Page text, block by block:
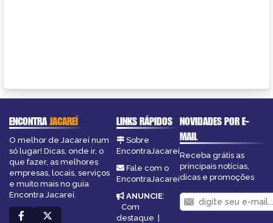
ENCONTRAJACAREÍ
O melhor de Jacareí num
só lugar! Dicas, onde ir, o
que fazer, as melhores
empresas, locais, serviços
e muito mais no guia
Encontra Jacareí.
LINKS RÁPIDOS
Sobre
EncontraJacareí
Fale com o
EncontraJacareí
ANUNCIE:
Com
destaque |
NOVIDADES POR E-
MAIL
Receba grátis as
principais notícias,
dicas e promoções